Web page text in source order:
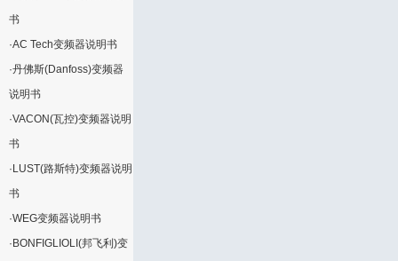
书
·AC Tech变频器说明书
·丹佛斯(Danfoss)变频器
说明书
·VACON(瓦控)变频器说明
书
· LUST(路斯特)变频器说明
书
·WEG变频器说明书
· BONFIGLIOLI(邦飞利)变